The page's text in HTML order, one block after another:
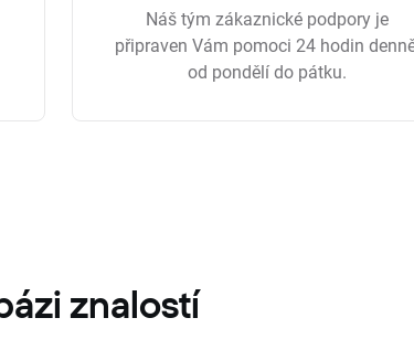
Náš tým zákaznické podpory je
připraven Vám pomoci 24 hodin
od pondělí do pátku.
znalostí